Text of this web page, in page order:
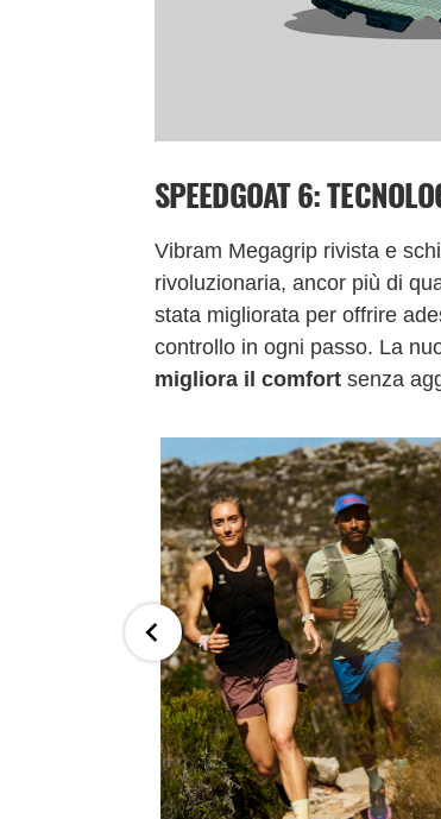
SPEEDGOAT 6:
Vibram Megagrip rivista e
rivoluzionaria, ancor più di
stata migliorata per offrire
controllo in ogni passo. La
migliora il comfort senza